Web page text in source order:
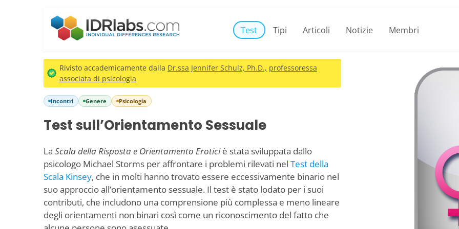
Test Tipi Articoli Notizie Membri
Rivisto accademicamente dalla Dr.ssa Jennifer Schulz, Ph.D., professoressa
associata di psicologia
Incontri Genere Psicologia
Test sull’Orientamento Sessuale
La Scala della Risposta e Orientamento Eroticiè stata sviluppata dallo
psicologo Michael Storms per affrontare i problemi rilevati nel Test della
Scala Kinsey, che in molti hanno trovato essere eccessivamente binario nel
suo approccio all’orientamento sessuale. Il test è stato lodato per i suoi
contributi, che includono una comprensione più complessa e meno lineare
degli orientamenti non binari così come un riconoscimento del fatto che